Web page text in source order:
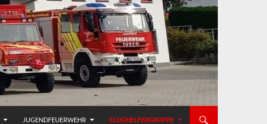
JUGENDFEUERWEHR FLUGHELFERGRUPPE